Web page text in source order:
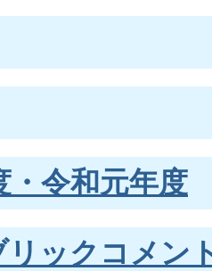
・令和元年度
リックコメン